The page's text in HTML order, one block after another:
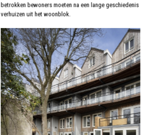
betrokken bewoners moeten na een lange geschiedenis
verhuizen uit het woonblok.